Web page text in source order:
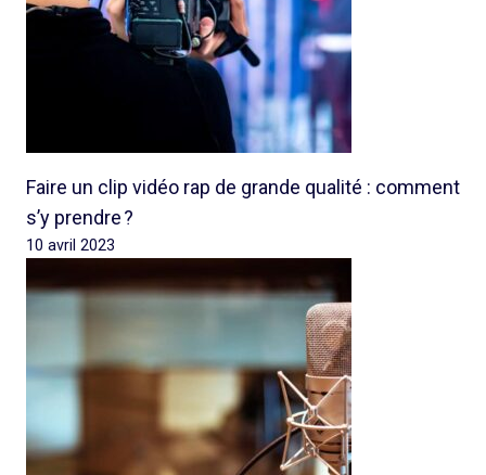
Faire un clip vidéo rap de grande qualité : comment
s’y prendre ?
10 avril 2023